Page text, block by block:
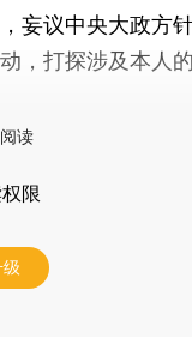
议中央大政方针
，打探涉及本人
读
限